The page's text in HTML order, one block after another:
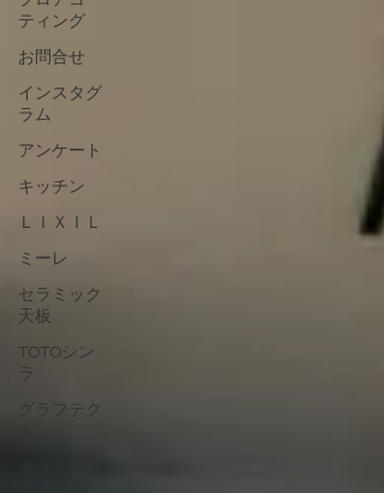
ティング
お問合せ
インスタグ
ラム
アンケート
キッチン
ＬＩＸＩＬ
ミーレ
セラミック
天板
TOTOシン
ラ
グラフテク